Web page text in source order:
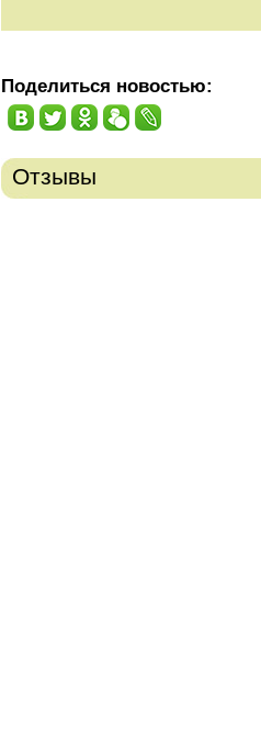
Поделиться новостью:
Отзывы